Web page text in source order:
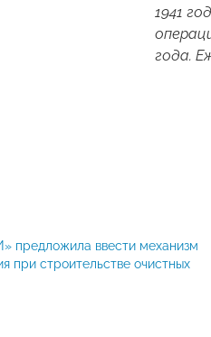
1941
года.
ввести механизм
при строительстве очистных